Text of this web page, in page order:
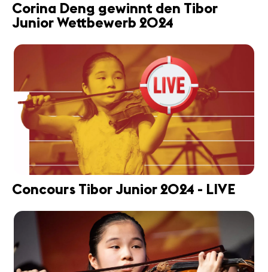
Corina Deng gewinnt den Tibor
Junior Wettbewerb 2024
Concours Tibor Junior 2024 - LIVE